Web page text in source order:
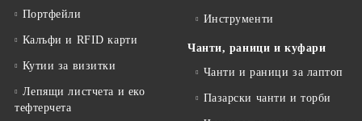
Портфейли
Калъфи и RFID карти
Кутии за визитки
Лепящи листчета и еко
тефтeрчета
Инструменти
Чанти, раници и куфари
Чанти и раници за лаптоп
Пазарски чанти и торби